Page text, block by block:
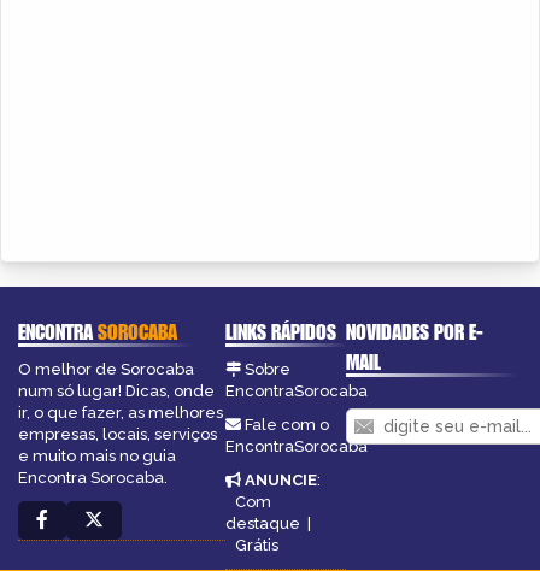
ENCONTRASOROCABA
O melhor de Sorocaba
num só lugar! Dicas, onde
ir, o que fazer, as melhores
empresas, locais, serviços
e muito mais no guia
Encontra Sorocaba.
LINKS RÁPIDOS
Sobre
EncontraSorocaba
Fale com o
EncontraSorocaba
ANUNCIE:
Com
destaque |
Grátis
NOVIDADES POR E-
MAIL